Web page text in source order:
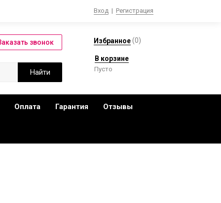
Вход | Регистрация
Избранное(0)
В корзине
Пусто
Оплата Гарантия Отзывы